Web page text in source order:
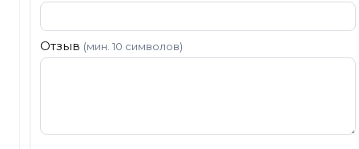
Отзыв (мин. 10 символов)